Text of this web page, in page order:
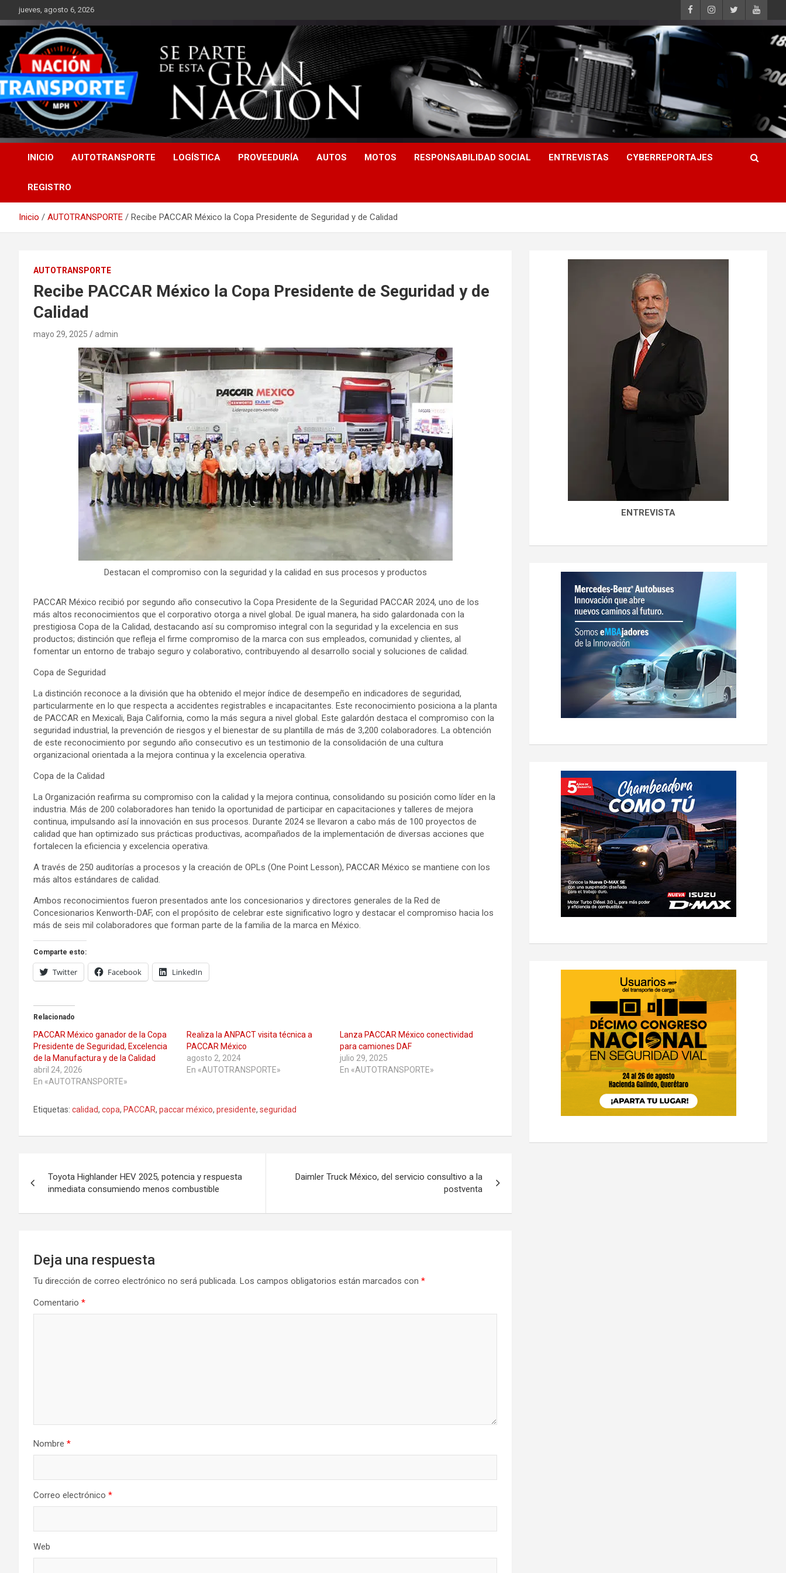
Saltar
al
contenido
jueves, agosto 6, 2026
INICIO AUTOTRANSPORTE LOGÍSTICA PROVEEDURÍA AUTOS MOTOS RESPONSABILIDAD SOCIAL ENTREVISTAS CYBERREPORTAJES
REGISTRO
Inicio AUTOTRANSPORTE Recibe PACCAR México la Copa Presidente de Seguridad y de Calidad
AUTOTRANSPORTE
Recibe PACCAR México la Copa Presidente de Seguridad y de
Calidad
mayo 29, 2025 admin
Destacan el compromiso con la seguridad y la calidad en sus procesos y productos
PACCAR México recibió por segundo año consecutivo la Copa Presidente de la Seguridad PACCAR 2024, uno de los
más altos reconocimientos que el corporativo otorga a nivel global. De igual manera, ha sido galardonada con la
prestigiosa Copa de la Calidad, destacando así su compromiso integral con la seguridad y la excelencia en sus
productos; distinción que refleja el firme compromiso de la marca con sus empleados, comunidad y clientes, al
fomentar un entorno de trabajo seguro y colaborativo, contribuyendo al desarrollo social y soluciones de calidad.
Copa de Seguridad
La distinción reconoce a la división que ha obtenido el mejor índice de desempeño en indicadores de seguridad,
particularmente en lo que respecta a accidentes registrables e incapacitantes. Este reconocimiento posiciona a la planta
de PACCAR en Mexicali, Baja California, como la más segura a nivel global. Este galardón destaca el compromiso con la
seguridad industrial, la prevención de riesgos y el bienestar de su plantilla de más de 3,200 colaboradores. La obtención
de este reconocimiento por segundo año consecutivo es un testimonio de la consolidación de una cultura
organizacional orientada a la mejora continua y la excelencia operativa.
Copa de la Calidad
La Organización reafirma su compromiso con la calidad y la mejora continua, consolidando su posición como líder en la
industria. Más de 200 colaboradores han tenido la oportunidad de participar en capacitaciones y talleres de mejora
continua, impulsando así la innovación en sus procesos. Durante 2024 se llevaron a cabo más de 100 proyectos de
calidad que han optimizado sus prácticas productivas, acompañados de la implementación de diversas acciones que
fortalecen la eficiencia y excelencia operativa.
A través de 250 auditorías a procesos y la creación de OPLs (One Point Lesson), PACCAR México se mantiene con los
más altos estándares de calidad.
Ambos reconocimientos fueron presentados ante los concesionarios y directores generales de la Red de
Concesionarios Kenworth-DAF, con el propósito de celebrar este significativo logro y destacar el compromiso hacia los
más de seis mil colaboradores que forman parte de la familia de la marca en México.
Comparte esto:
Twitter Facebook LinkedIn
Relacionado
PACCAR México ganador de la Copa
Presidente de Seguridad, Excelencia
de la Manufactura y de la Calidad
abril 24, 2026
En «AUTOTRANSPORTE»
Realiza la ANPACT visita técnica a
PACCAR México
agosto 2, 2024
En «AUTOTRANSPORTE»
Lanza PACCAR México conectividad
para camiones DAF
julio 29, 2025
En «AUTOTRANSPORTE»
Etiquetas: calidad, copa, PACCAR, paccar méxico, presidente, seguridad
de
entradas
Toyota Highlander HEV 2025, potencia y respuesta
inmediata consumiendo menos combustible
Daimler Truck México, del servicio consultivo a la
postventa
Deja una respuesta
Tu dirección de correo electrónico no será publicada. Los campos obligatorios están marcados con *
Comentario *
Nombre *
Correo electrónico *
Web
ENTREVISTA